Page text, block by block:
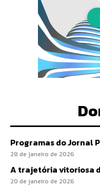
Programas do Jornal
28 de janeiro de 2026
A trajetória vitoriosa
20 de janeiro de 2026